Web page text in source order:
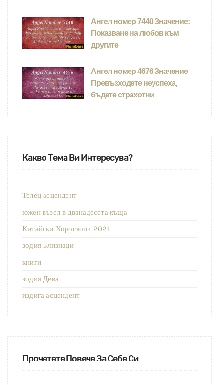
Ангел номер 7440 Значение:
Показване на любов към
другите
Ангел номер 4676 Значение -
Превъзходете неуспеха,
бъдете страхотни
Какво Тема Ви Интересува?
Телец асцендент
южен възел в дванадесета къща
Китайски Хороскопи 2021
зодия Близнаци
книги
зодия Дева
издига асцендент
Прочетете Повече За Себе Си